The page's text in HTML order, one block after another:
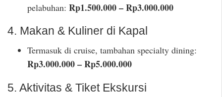
pelabuhan: Rp1.500.000 – Rp3.000.000
4. Makan & Kuliner di Kapal
Termasuk di cruise, tambahan specialty dining:
Rp3.000.000 – Rp5.000.000
5. Aktivitas & Tiket Ekskursi